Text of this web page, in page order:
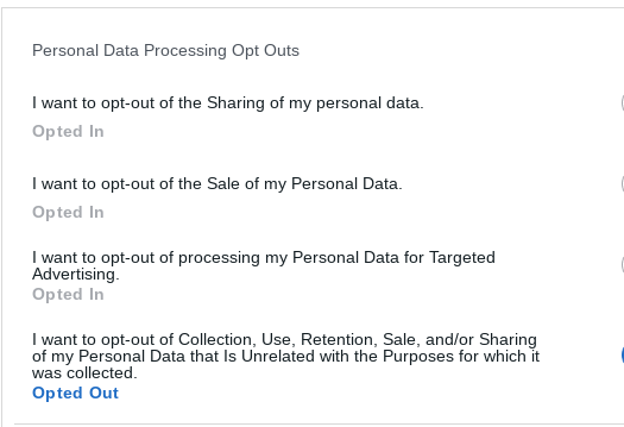
Personal Data Processing Opt Outs
I want to opt-out of the Sharing of my personal data.
Opted In
I want to opt-out of the Sale of my Personal Data.
Opted In
I want to opt-out of processing my Personal Data for Targeted
Advertising.
Opted In
I want to opt-out of Collection, Use, Retention, Sale, and/or Sharing
of my Personal Data that Is Unrelated with the Purposes for which it
was collected.
Opted Out